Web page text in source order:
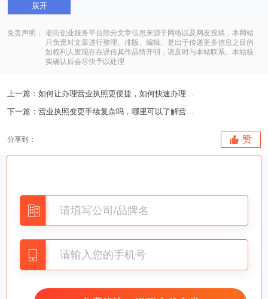
申请营业执照多少钱是作为在办理营业执照过
程当中比较重要的一个疑问。毕竟价格多少影响还
说，如果价格太高，将会对于他们的办理以及后续
的经营产生一定的影响。
当手头资金不是太过充足办理资金太贵的情况
很容易造成一些其它的困扰问题，很多人都希望能
够多了解一些申请营业执照多少钱的问题，在对相
关知识有了一定的了解以后我们能够确认自己是否
具备经营的资格以及相关能力问题。想要了解具体
展开
免责声明：
老街创业服务平台部分文章信息来源于网络以及网友投稿，本网站
只负责对文章进行整理、排版、编辑、是出于传递更多信息之目的
如权利人发现存在误传其作品情开明，请及时与本站联系。本站核
实确认后会尽快予以处理
上一篇：
如何让办理营业执照更便捷，如何快速办理营业执照？
下一篇：
营业执照变更手续复杂吗，哪里可以了解营业执照变更手..
分享到： 赞